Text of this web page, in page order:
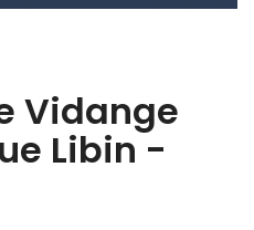
Vidange
Libin -